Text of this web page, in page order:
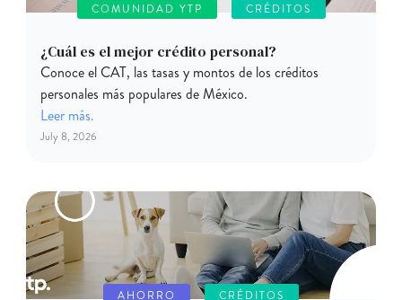
COMUNIDAD YTP CRÉDITOS
¿Cuál es el mejor crédito personal?
Conoce el CAT, las tasas y montos de los créditos
personales más populares de México.
Leer más.
July 8, 2026
AHORRO CRÉDITOS